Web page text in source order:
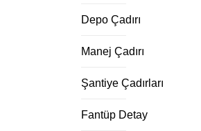
Depo Çadırı
Manej Çadırı
Şantiye Çadırları
Fantüp Detay